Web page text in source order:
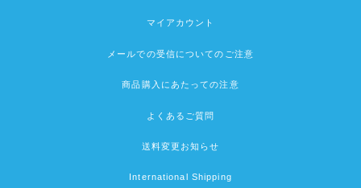
マイアカウント
メールでの受信についてのご注意
商品購入にあたっての注意
よくあるご質問
送料変更お知らせ
International Shipping